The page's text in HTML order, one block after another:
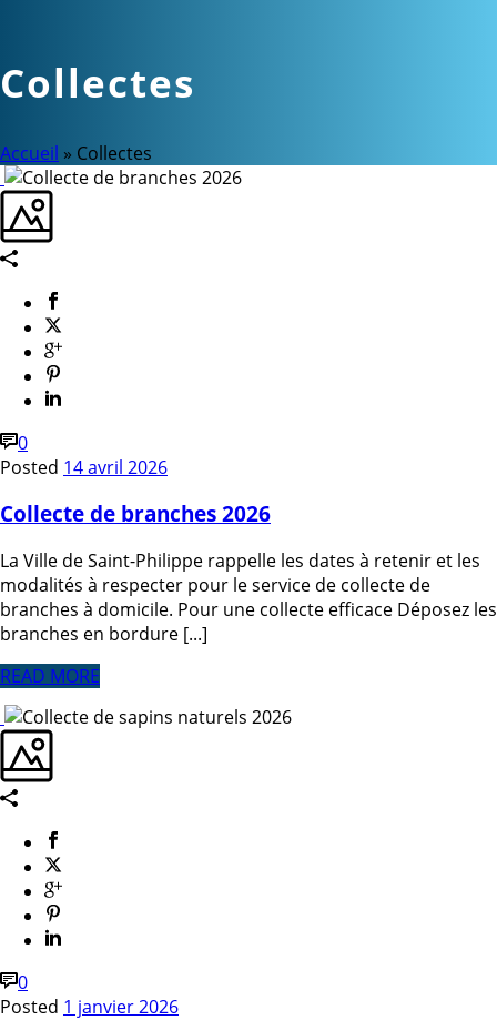
Collectes
Accueil » Collectes
0
Posted 14 avril 2026
Collecte de branches 2026
La Ville de Saint-Philippe rappelle les dates à retenir et les
modalités à respecter pour le service de collecte de
branches à domicile. Pour une collecte efficace Déposez les
branches en bordure [...]
READ MORE
0
Posted 1 janvier 2026